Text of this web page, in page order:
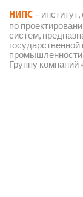
НИПС –
по
систем,
промышленности
Группу компаний